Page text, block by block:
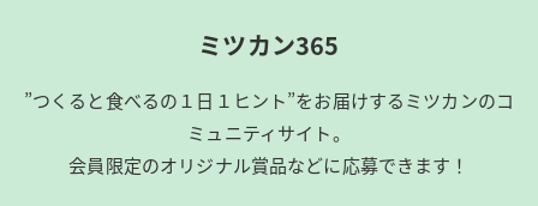
ミツカン365
”つくると食べるの１日１ヒント”をお届けするミツカンのコ
ミュニティサイト。
会員限定のオリジナル賞品などに応募できます！